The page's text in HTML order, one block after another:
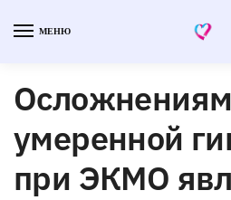
МЕНЮ
умеренной
при ЭКМО